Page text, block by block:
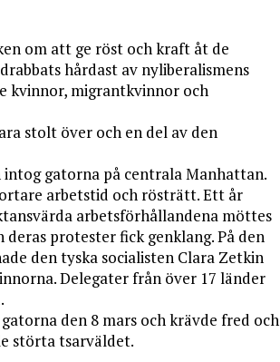
om att ge röst och kraft åt de
hårdast av nyliberalismens
kvinnor, migrantkvinnor och
stolt över och en del av den
intog gatorna på centrala Manhattan.
arbetstid och rösträtt. Ett år
arbetsförhållandena möttes
protester fick genklang. På den
den tyska socialisten Clara Zetkin
Delegater från över 17 länder
den 8 mars och krävde fred och
störta tsarväldet.